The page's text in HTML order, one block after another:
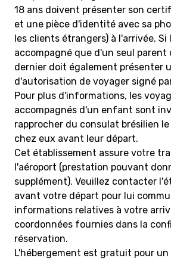
18 ans doivent présenter son
et une pièce d'identité avec sa
les clients étrangers) à l'arrivée.
accompagné que d'un seul
dernier doit également présenter
d'autorisation de voyager signé
Pour plus d'informations, les
accompagnés d'un enfant sont
rapprocher du consulat brésilien
chez eux avant leur départ.
Cet établissement assure votre
l'aéroport (prestation pouvant
supplément). Veuillez contacter
avant votre départ pour lui
informations relatives à votre
coordonnées fournies dans la
réservation.
L'hébergement est gratuit pour un